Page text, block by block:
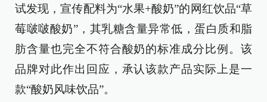
试发现，宣传配料为“水果+酸奶”的网红饮品“草
莓啵啵酸奶”，其乳糖含量异常低，蛋白质和脂
肪含量也完全不符合酸奶的标准成分比例。该
品牌对此作出回应，承认该款产品实际上是一
款“酸奶风味饮品”。